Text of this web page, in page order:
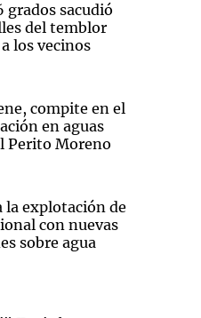
y Honduras en el
grados sacudió
del temblor
los vecinos
compite en el
en aguas
Perito Moreno
la explotación de
con nuevas
sobre agua